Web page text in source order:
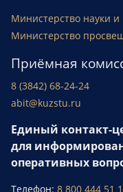
Министерство науки
Министерство
Приёмная
8 (3842) 68-24-24
abit@kuzstu.ru
Единый контакт-
для
оперативных
Телефон: 8 800 444 51